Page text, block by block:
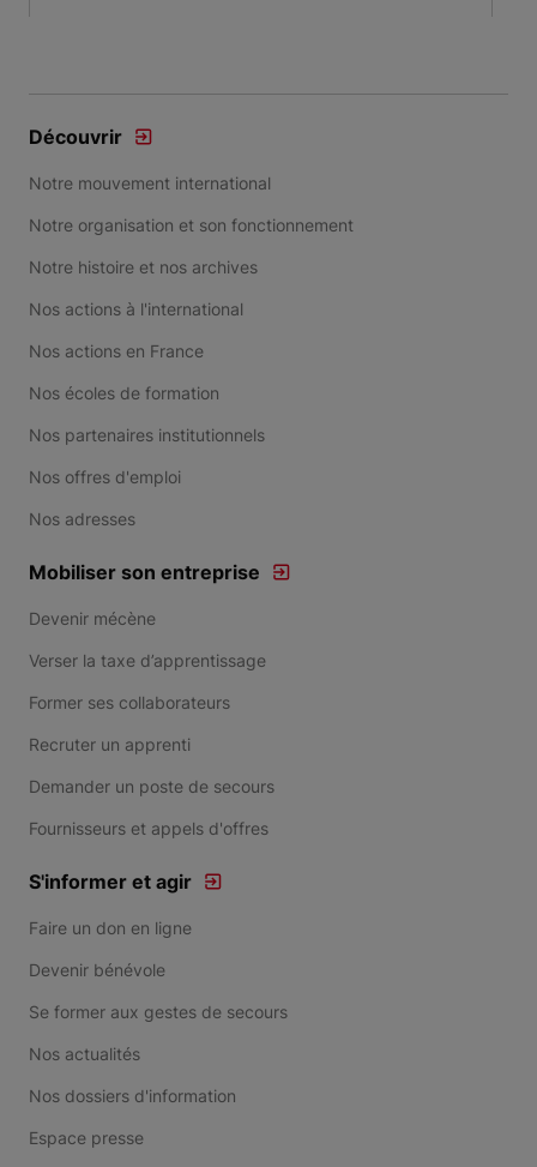
Découvrir
Notre mouvement international
Notre organisation et son fonctionnement
Notre histoire et nos archives
Nos actions à l'international
Nos actions en France
Nos écoles de formation
Nos partenaires institutionnels
Nos offres d'emploi
Nos adresses
Mobiliser son entreprise
Devenir mécène
Verser la taxe d’apprentissage
Former ses collaborateurs
Recruter un apprenti
Demander un poste de secours
Fournisseurs et appels d'offres
S'informer et agir
Faire un don en ligne
Devenir bénévole
Se former aux gestes de secours
Nos actualités
Nos dossiers d'information
Espace presse